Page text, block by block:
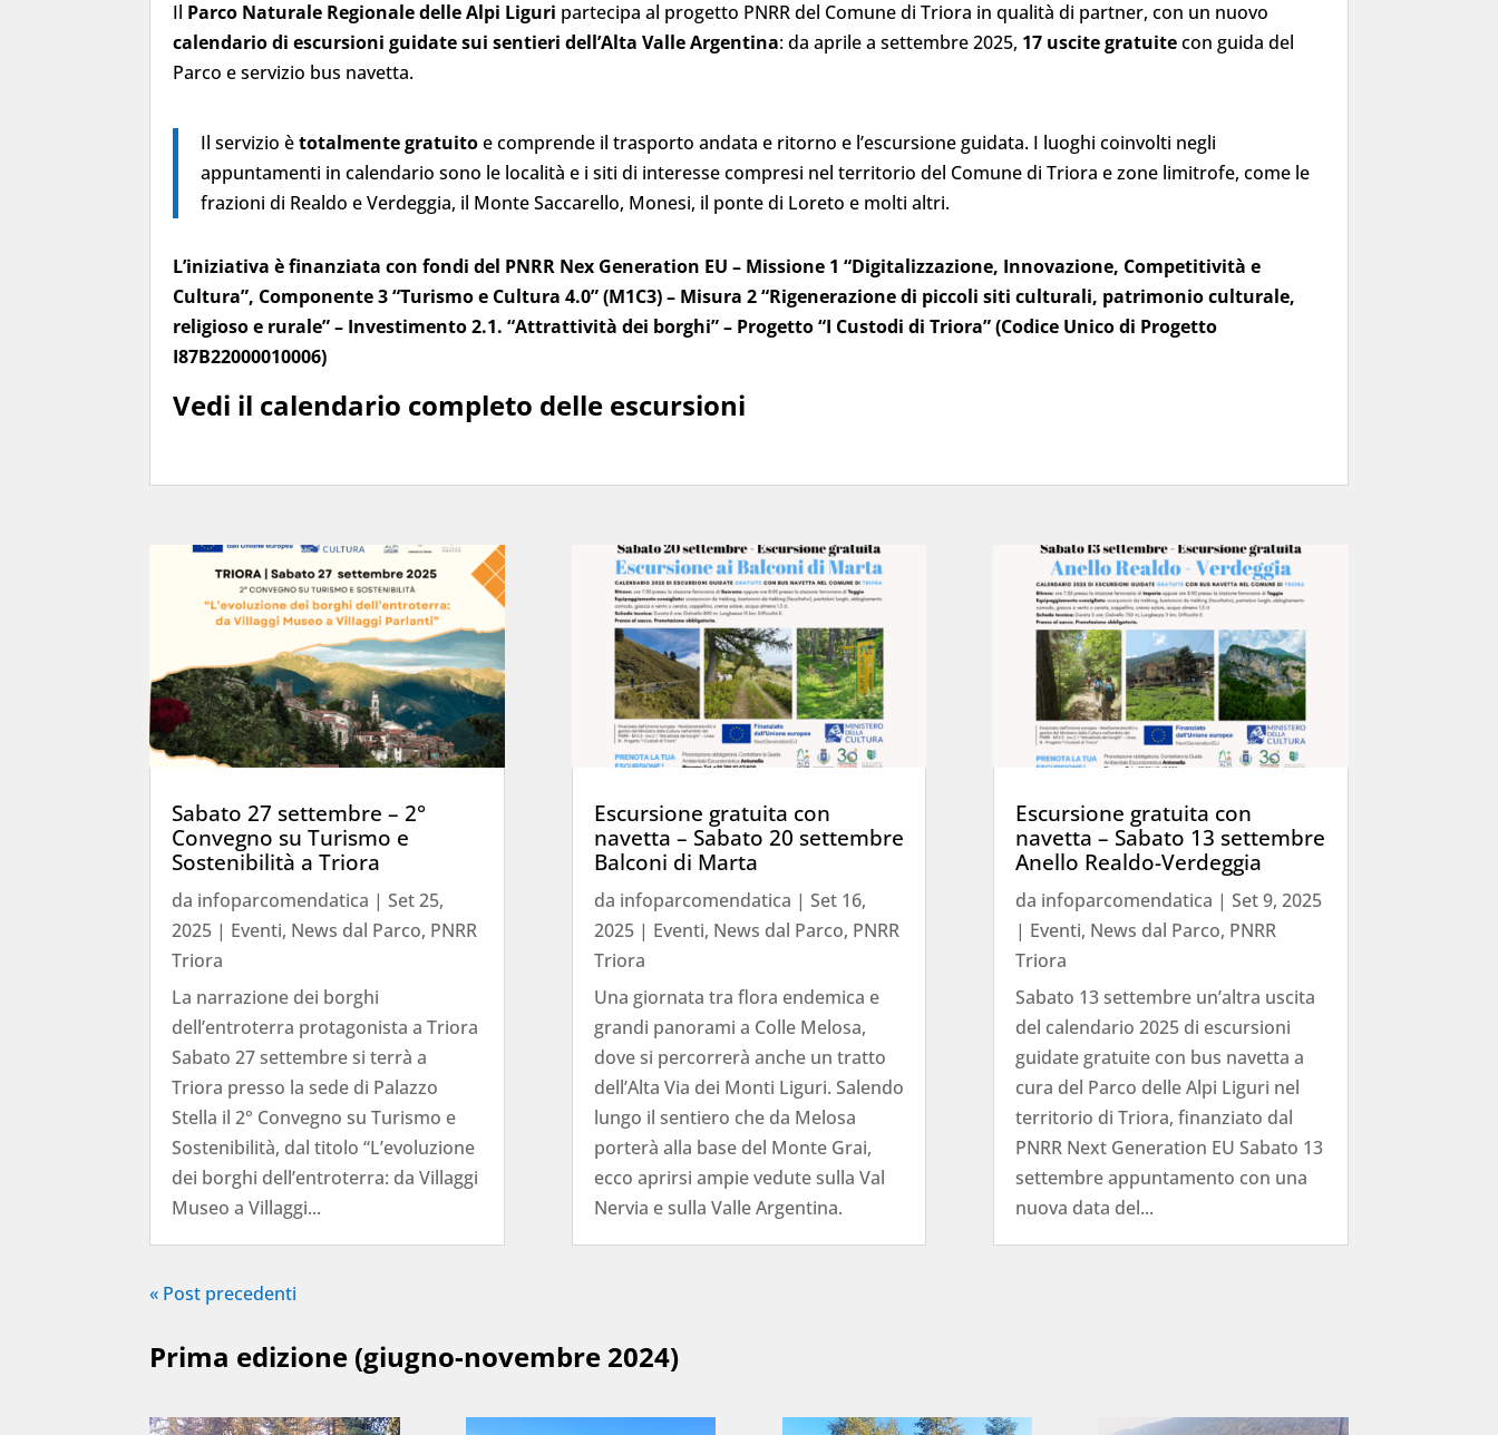
Il Parco Naturale Regionale delle Alpi Liguri partecipa al progetto PNRR del Comune di Triora in qualità di partner, con un nuovo
calendario di escursioni guidate sui sentieri dell’Alta Valle Argentina: da aprile a settembre 2025, 17 uscite gratuitecon guida del
Parco e servizio bus navetta.
Il servizio ètotalmente gratuitoe comprende il trasporto andata e ritorno e l’escursione guidata. I luoghi coinvolti negli
appuntamenti in calendario sono le località e i siti di interesse compresi nel territorio del Comune di Triora e zone limitrofe, come le
frazioni di Realdo e Verdeggia, il Monte Saccarello, Monesi, il ponte di Loreto e molti altri.
L’iniziativa è finanziata con fondi del PNRR Nex Generation EU – Missione 1 “Digitalizzazione, Innovazione, Competitività e
Cultura”, Componente 3 “Turismo e Cultura 4.0” (M1C3) – Misura 2 “Rigenerazione di piccoli siti culturali, patrimonio culturale,
religioso e rurale” – Investimento 2.1. “Attrattività dei borghi” – Progetto “I Custodi di Triora” (Codice Unico di Progetto
I87B22000010006)
Vedi il calendario completo delle escursioni
Sabato 27 settembre – 2°
Convegno su Turismo e
Sostenibilità a Triora
da infoparcomendatica |Set 25,
2025 | Eventi, News dal Parco, PNRR
Triora
La narrazione dei borghi
dell’entroterra protagonista a Triora
Sabato 27 settembre si terrà a
Triora presso la sede di Palazzo
Stella il 2° Convegno su Turismo e
Sostenibilità, dal titolo “L’evoluzione
dei borghi dell’entroterra: da Villaggi
Museo a Villaggi...
Escursione gratuita con
navetta – Sabato 20 settembre
Balconi di Marta
da infoparcomendatica | Set 16,
2025| Eventi, News dal Parco, PNRR
Triora
Una giornata tra flora endemica e
grandi panorami a Colle Melosa,
dove si percorrerà anche un tratto
dell’Alta Via dei Monti Liguri. Salendo
lungo il sentiero che da Melosa
porterà alla base del Monte Grai,
ecco aprirsi ampie vedute sulla Val
Nervia e sulla Valle Argentina.
Escursione gratuita con
navetta – Sabato 13 settembre
Anello Realdo-Verdeggia
da infoparcomendatica | Set 9, 2025
| Eventi, News dal Parco, PNRR
Triora
Sabato 13 settembre un’altra uscita
del calendario 2025 di escursioni
guidate gratuite con bus navetta a
cura del Parco delle Alpi Liguri nel
territorio di Triora, finanziato dal
PNRR Next Generation EU Sabato 13
settembre appuntamento con una
nuova data del...
« Post precedenti
Prima edizione (giugno-novembre 2024)